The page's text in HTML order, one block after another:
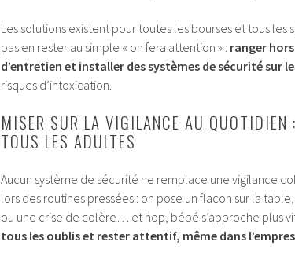
Les solutions existent pour toutes les bourses et tous les
pas en rester au simple « on fera attention » : ranger
d’entretien et installer des systèmes de sécurité sur
risques d’intoxication.
MISER SUR LA VIGILANCE AU
TOUS LES ADULTES
Aucun système de sécurité ne remplace une vigilance
lors des routines pressées : on pose un flacon sur la
ou une crise de colère… et hop, bébé s’approche plus
tous les oublis et rester attentif, même dans